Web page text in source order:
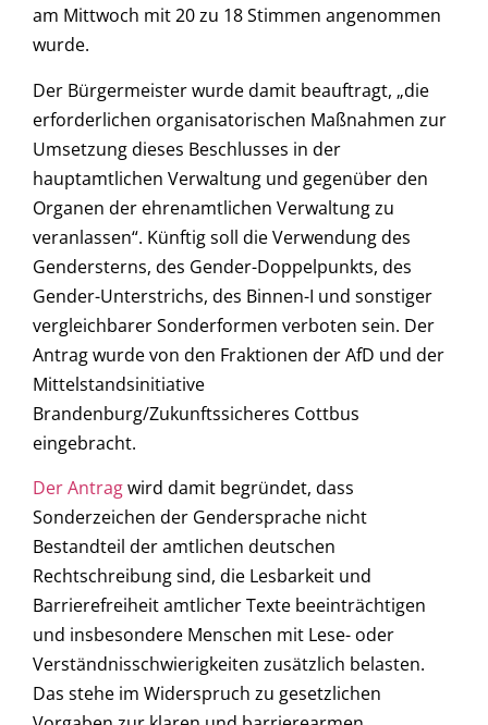
am Mittwoch mit 20 zu 18 Stimmen angenommen
wurde.
Der Bürgermeister wurde damit beauftragt, „die
erforderlichen organisatorischen Maßnahmen zur
Umsetzung dieses Beschlusses in der
hauptamtlichen Verwaltung und gegenüber den
Organen der ehrenamtlichen Verwaltung zu
veranlassen“. Künftig soll die Verwendung des
Gendersterns, des Gender-Doppelpunkts, des
Gender-Unterstrichs, des Binnen-I und sonstiger
vergleichbarer Sonderformen verboten sein. Der
Antrag wurde von den Fraktionen der AfD und der
Mittelstandsinitiative
Brandenburg/Zukunftssicheres Cottbus
eingebracht.
Der Antragwird damit begründet, dass
Sonderzeichen der Gendersprache nicht
Bestandteil der amtlichen deutschen
Rechtschreibung sind, die Lesbarkeit und
Barrierefreiheit amtlicher Texte beeinträchtigen
und insbesondere Menschen mit Lese- oder
Verständnisschwierigkeiten zusätzlich belasten.
Das stehe im Widerspruch zu gesetzlichen